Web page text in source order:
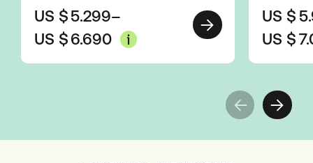
US $5.299–
US $6.690
US $
US $